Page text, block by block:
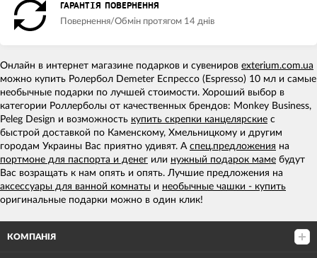
ГАРАНТІЯ ПОВЕРНЕННЯ
Повернення/Обмін протягом 14 днів
Онлайн в интернет магазине подарков и сувениров exterium.com.ua
можно купить Ролербол Demeter Еспрессо (Espresso) 10 мл и самые
необычные подарки по лучшей стоимости. Хороший выбор в
категории Роллерболы от качественных брендов: Monkey Business,
Peleg Design и возможность купить скрепки канцелярские с
быстрой доставкой по Каменскому, Хмельницкому и другим
городам Украины Вас приятно удивят. А спец.предложения на
портмоне для паспорта и денег или нужный подарок маме будут
Вас возращать к нам опять и опять. Лучшие предложения на
аксессуары для ванной комнаты и необычные чашки - купить
оригинальные подарки можно в один клик!
КОМПАНІЯ